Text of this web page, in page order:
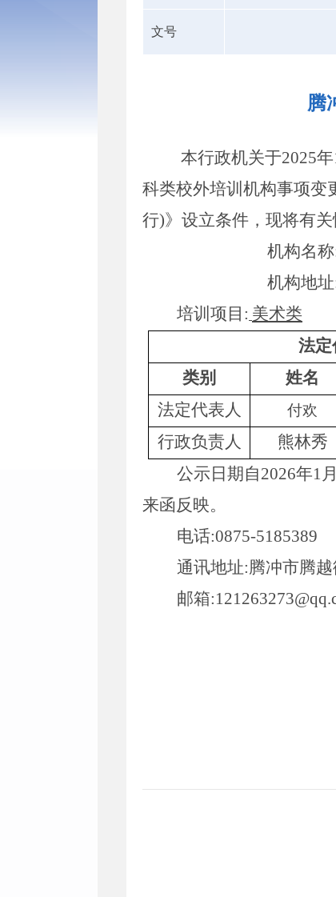
文号
腾
本行政机关于2025年
科类校外培训机构事项变
行)》 设立条件，现将有
机构名称
机构地址
培训项目 : 美术类
法定
类别
姓名
法定代表人
付欢
行政负责人
熊林秀
公示 日期自2026年1月
来函反映。
电话:0875-5185389
通讯地址:腾冲市腾越
邮箱: